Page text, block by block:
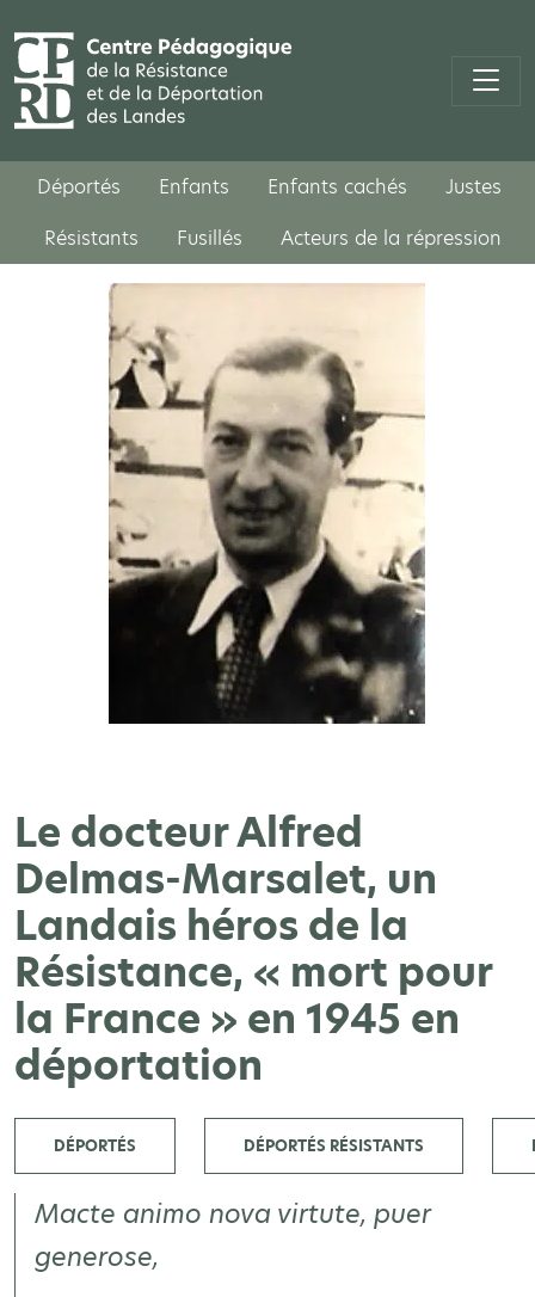
Déportés Enfants Enfants cachés
Justes
Résistants
Fusillés Acteurs de la répression
Le docteur Alfred
Delmas-Marsalet, un
Landais héros de la
Résistance, « mort pour
la France » en 1945 en
déportation
DÉPORTÉS DÉPORTÉS RÉSISTANTS
Macte animo nova virtute, puer
generose,